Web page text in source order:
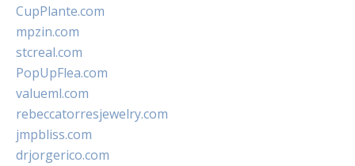
CupPlante.com
mpzin.com
stcreal.com
PopUpFlea.com
valueml.com
rebeccatorresjewelry.com
jmpbliss.com
drjorgerico.com